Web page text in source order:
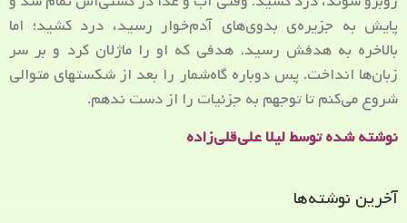
پایش به جزیره‌ی بدوی‌های آدم‌خوار رسید، درد کشید؛ اما
بالاخره به هدفش رسید. هدفی که او را ماژلان کرد و بر سر
زبان‌ها انداخت. پس دوباره گاه‌شمار را بعد از شکست‎های متوالی
شروع می‌کنم تا توجهم به جزئیات را از دست ندهم.
نوشته شده توسط لیلا علی‌قلی‌زاده
آخرین نوشته‌ها